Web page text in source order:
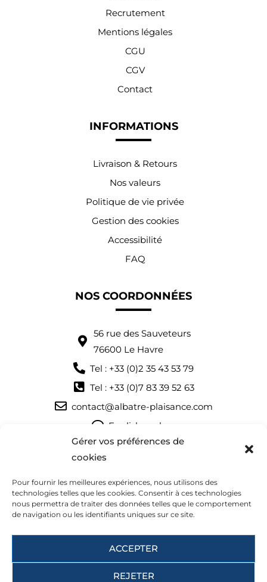
Gérer vos préférences de
cookies
Pour fournir les meilleures expériences, nous utilisons des
technologies telles que les cookies. Consentir à ces technologies
nous permettra de traiter des données telles que le comportement
de navigation ou les identifiants uniques sur ce site.
ACCEPTER
REJETER
Recrutement
Mentions légales
CGU
CGV
Contact
INFORMATIONS
Livraison & Retours
Nos valeurs
Politique de vie privée
Gestion des cookies
Accessibilité
FAQ
NOS COORDONNÉES
56 rue des Sauveteurs
76600 Le Havre
Tel : +33 (0)2 35 43 53 79
Tel : +33 (0)7 83 39 52 63
contact@albatre-plaisance.com
English spoken
Nous vous accueillons :
9:30-12:30 et 14:00-18:00
© 2022-2026 Albatre Plaisance. Tous droits réservés.
Suivez nous :